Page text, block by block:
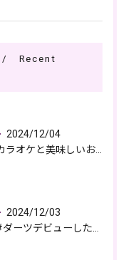
Recent
2024/12/04
2024/12/03